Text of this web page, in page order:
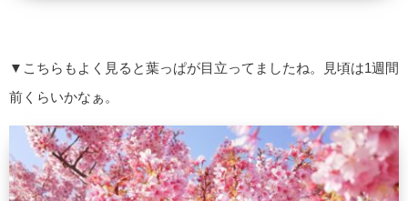
▼こちらもよく見ると葉っぱが目立ってましたね。見頃は1週間
前くらいかなぁ。